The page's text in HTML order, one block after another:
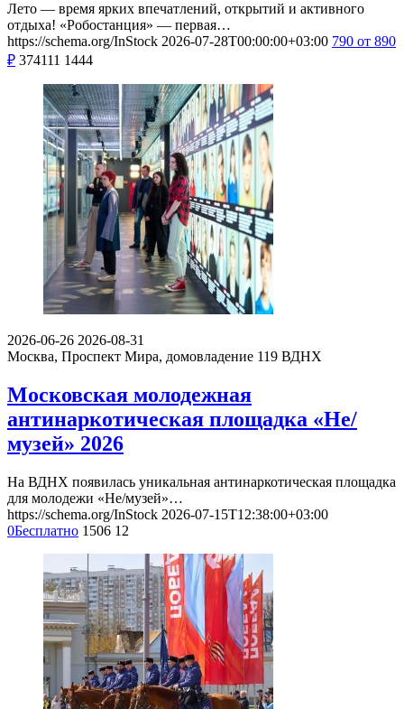
Лето — время ярких впечатлений, открытий и активного
отдыха! «Робостанция» — первая…
https://schema.org/InStock 2026-07-28T00:00:00+03:00 790 от 890
₽ 374111 1444
2026-06-26 2026-08-31
Москва, Проспект Мира, домовладение 119 ВДНХ
Московская молодежная
антинаркотическая площадка «Не/
музей» 2026
На ВДНХ появилась уникальная антинаркотическая площадка
для молодежи «Не/музей»…
https://schema.org/InStock 2026-07-15T12:38:00+03:00
0Бесплатно 1506 12